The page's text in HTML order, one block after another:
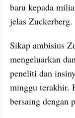
baru kepada
jelas Zuckerberg.
Sikap ambisius
mengeluarkan
peneliti dan
minggu terakhir.
bersaing dengan